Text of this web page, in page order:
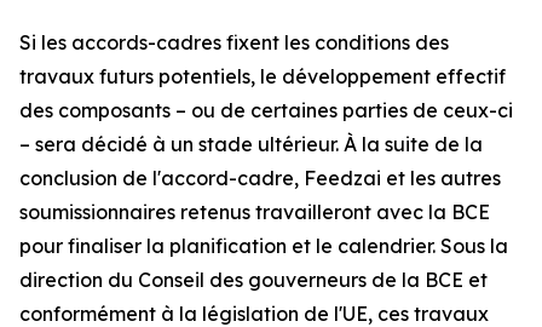
Si les accords-cadres fixent les conditions des
travaux futurs potentiels, le développement effectif
des composants – ou de certaines parties de ceux-ci
– sera décidé à un stade ultérieur. À la suite de la
conclusion de l'accord-cadre, Feedzai et les autres
soumissionnaires retenus travailleront avec la BCE
pour finaliser la planification et le calendrier. Sous la
direction du Conseil des gouverneurs de la BCE et
conformément à la législation de l'UE, ces travaux